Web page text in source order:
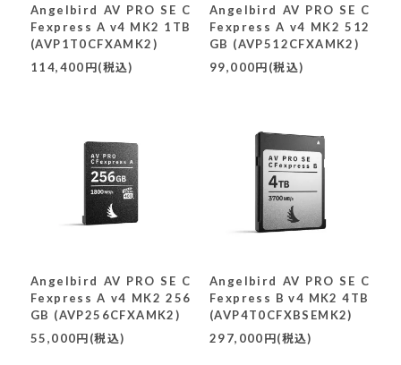
Angelbird AV PRO SE C
Fexpress A v4 MK2 1TB
(AVP1T0CFXAMK2)
114,400円(税込)
Angelbird AV PRO SE C
Fexpress A v4 MK2 512
GB (AVP512CFXAMK2)
99,000円(税込)
Angelbird AV PRO SE C
Fexpress A v4 MK2 256
GB (AVP256CFXAMK2)
55,000円(税込)
Angelbird AV PRO SE C
Fexpress B v4 MK2 4TB
(AVP4T0CFXBSEMK2)
297,000円(税込)